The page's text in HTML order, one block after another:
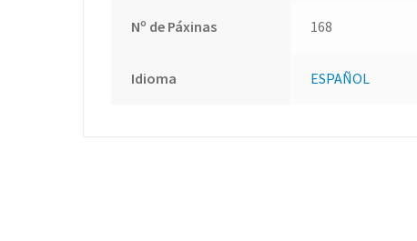
Nº de Páxinas 168
Idioma ESPAÑOL